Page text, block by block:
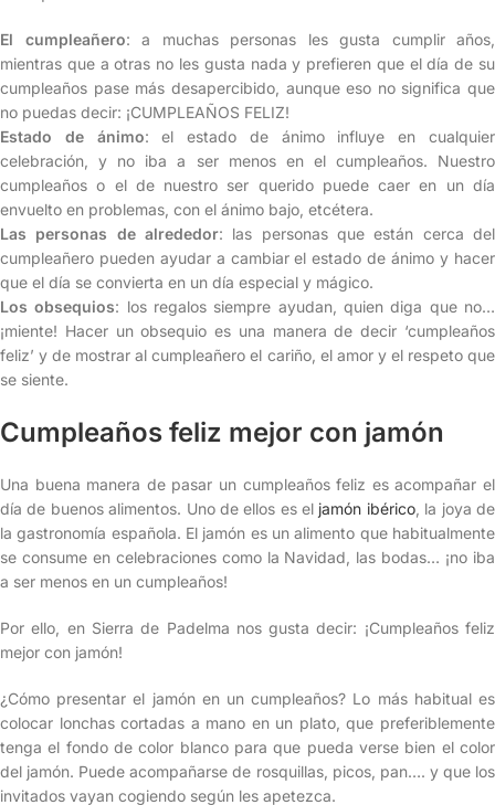
El cumpleañero: a muchas personas les gusta cumplir años,
mientras que a otras no les gusta nada y prefieren que el día de su
cumpleaños pase más desapercibido, aunque eso no significa que
no puedas decir: ¡CUMPLEAÑOS FELIZ!
Estado de ánimo: el estado de ánimo influye en cualquier
celebración, y no iba a ser menos en el cumpleaños. Nuestro
cumpleaños o el de nuestro ser querido puede caer en un día
envuelto en problemas, con el ánimo bajo, etcétera.
Las personas de alrededor: las personas que están cerca del
cumpleañero pueden ayudar a cambiar el estado de ánimo y hacer
que el día se convierta en un día especial y mágico.
Los obsequios: los regalos siempre ayudan, quien diga que no…
¡miente! Hacer un obsequio es una manera de decir ‘cumpleaños
feliz’ y de mostrar al cumpleañero el cariño, el amor y el respeto que
se siente.
Cumpleaños feliz mejor con jamón
Una buena manera de pasar un cumpleaños feliz es acompañar el
día de buenos alimentos. Uno de ellos es el jamón ibérico, la joya de
la gastronomía española. El jamón es un alimento que habitualmente
se consume en celebraciones como la Navidad, las bodas… ¡no iba
a ser menos en un cumpleaños!
Por ello, en Sierra de Padelma nos gusta decir: ¡Cumpleaños feliz
mejor con jamón!
¿Cómo presentar el jamón en un cumpleaños? Lo más habitual es
colocar lonchas cortadas a mano en un plato, que preferiblemente
tenga el fondo de color blanco para que pueda verse bien el color
del jamón. Puede acompañarse de rosquillas, picos, pan…. y que los
invitados vayan cogiendo según les apetezca.